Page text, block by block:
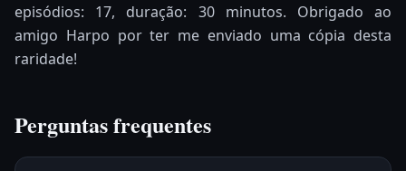
episódios: 17, duração: 30 minutos. Obrigado ao
amigo Harpo por ter me enviado uma cópia desta
raridade!
Perguntas frequentes